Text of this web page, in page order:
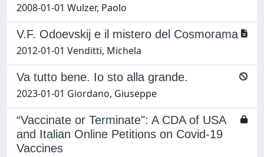
2008-01-01 Wulzer, Paolo
V.F. Odoevskij e il mistero del Cosmorama
2012-01-01 Venditti, Michela
Va tutto bene. Io sto alla grande.
2023-01-01 Giordano, Giuseppe
“Vaccinate or Terminate": A CDA of USA
and Italian Online Petitions on Covid-19
Vaccines